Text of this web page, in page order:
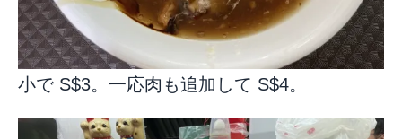
小で S$3。一応肉も追加して S$4。